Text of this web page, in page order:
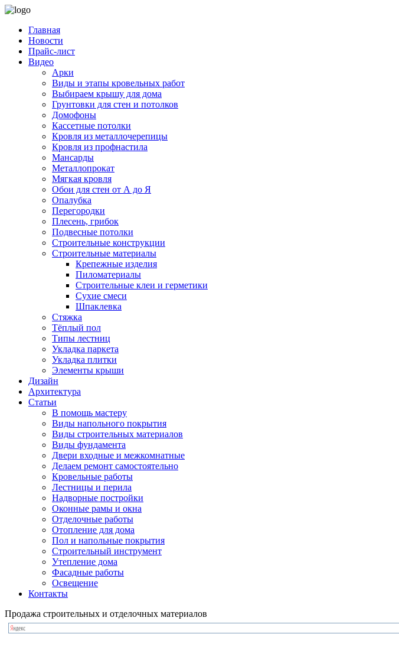
Главная
Новости
Прайс-лист
Видео
Арки
Виды и этапы кровельных работ
Выбираем крышу для дома
Грунтовки для стен и потолков
Домофоны
Кассетные потолки
Кровля из металлочерепицы
Кровля из профнастила
Мансарды
Металлопрокат
Мягкая кровля
Обои для стен от А до Я
Опалубка
Перегородки
Плесень, грибок
Подвесные потолки
Строительные конструкции
Строительные материалы
Крепежные изделия
Пиломатериалы
Строительные клеи и герметики
Сухие смеси
Шпаклевка
Стяжка
Тёплый пол
Типы лестниц
Укладка паркета
Укладка плитки
Элементы крыши
Дизайн
Архитектура
Статьи
В помощь мастеру
Виды напольного покрытия
Виды строительных материалов
Виды фундамента
Двери входные и межкомнатные
Делаем ремонт самостоятельно
Кровельные работы
Лестницы и перила
Надворные постройки
Оконные рамы и окна
Отделочные работы
Отопление для дома
Пол и напольные покрытия
Строительный инструмент
Утепление дома
Фасадные работы
Освещение
Контакты
Продажа строительных и отделочных материалов